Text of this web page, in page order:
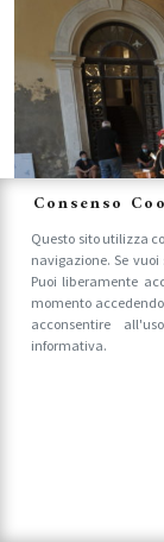
Consenso
Questo sito utilizza
navigazione. Se
Puoi liberamente
momento
acconsentire
informativa.